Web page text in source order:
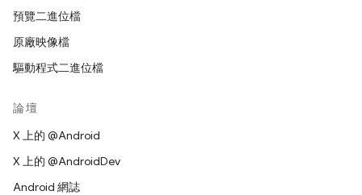
預覽二進位檔
原廠映像檔
驅動程式二進位檔
論壇
X 上的 @Android
X 上的 @AndroidDev
Android 網誌